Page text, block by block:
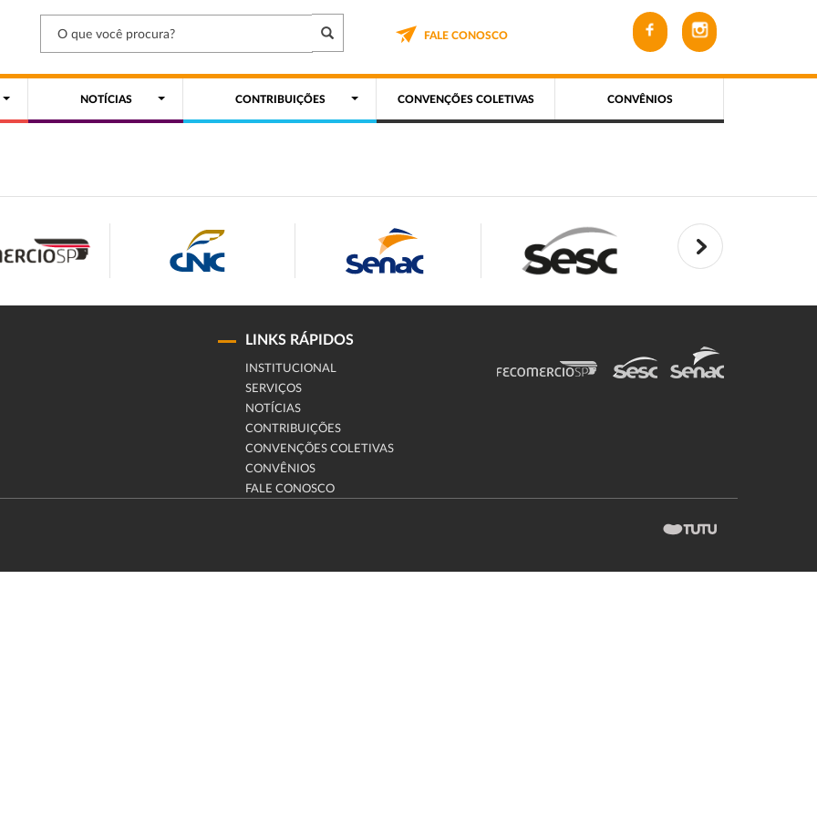
FALE CONOSCO
NOTÍCIAS CONTRIBUIÇÕES CONVENÇÕES COLETIVAS CONVÊNIOS
LINKS RÁPIDOS
INSTITUCIONAL
SERVIÇOS
NOTÍCIAS
CONTRIBUIÇÕES
CONVENÇÕES COLETIVAS
CONVÊNIOS
FALE CONOSCO